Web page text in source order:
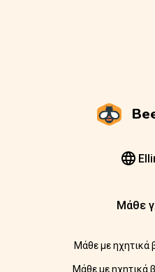
Μάθε
Μάθε με ηχητικά
Μάθε με ηχητικά